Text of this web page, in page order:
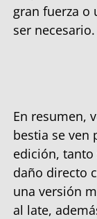
gran fuerza o
ser necesario.
En resumen,
bestia se ven
edición, tanto
daño directo
una versión
al late,